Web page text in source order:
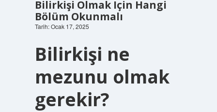
Bilirkişi Olmak Için Hangi
Bölüm Okunmalı
Tarih: Ocak 17, 2025
Bilirkişi ne
mezunu olmak
gerekir?